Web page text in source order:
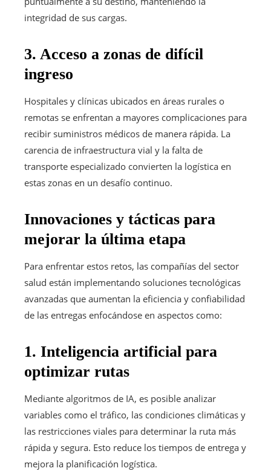
integridad de sus cargas.
3. Acceso a zonas de difícil
ingreso
Hospitales y clínicas ubicados en áreas rurales o
remotas se enfrentan a mayores complicaciones para
recibir suministros médicos de manera rápida. La
carencia de infraestructura vial y la falta de
transporte especializado convierten la logística en
estas zonas en un desafío continuo.
Innovaciones y tácticas para
mejorar la última etapa
Para enfrentar estos retos, las compañías del sector
salud están implementando soluciones tecnológicas
avanzadas que aumentan la eficiencia y confiabilidad
de las entregas enfocándose en aspectos como:
1. Inteligencia artificial para
optimizar rutas
Mediante algoritmos de IA, es posible analizar
variables como el tráfico, las condiciones climáticas y
las restricciones viales para determinar la ruta más
rápida y segura. Esto reduce los tiempos de entrega y
mejora la planificación logística.